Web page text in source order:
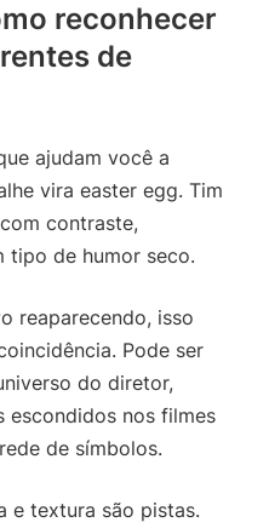
reconhecer
de
ajudam você a
vira easter egg. Tim
contraste,
tipo de humor seco.
reaparecendo, isso
Pode ser
do diretor,
escondidos nos filmes
de símbolos.
e textura são pistas.